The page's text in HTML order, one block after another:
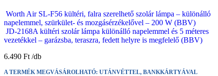
Worth Air SL-F56 kültéri, falra szerelhető szolár lámpa – különálló
napelemmel, szürkület- és mozgásérzékelővel – 200 W (BBV)
JD-2168A kültéri szolár lámpa különálló napelemmel és 5 méteres
vezetékkel – garázsba, teraszra, fedett helyre is megfelelő (BBV)
6.490 Ft
A TERMÉK MEGVÁSÁROLHATÓ: UTÁNVÉTTEL, BANKKÁRTYÁVAL